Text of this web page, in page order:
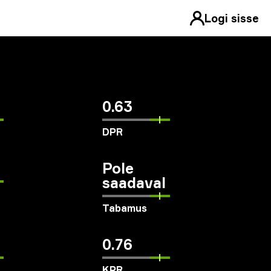
Logi sisse
0.63
DPR
Pole
saadaval
Tabamus
0.76